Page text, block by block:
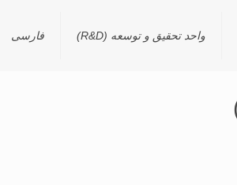
واحد تحقیق و توسعه (R&D) فارسی